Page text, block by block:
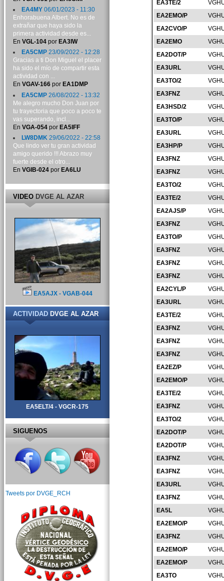
EA3TE/2
EA2EMO/P
EA2CVO/P
EA2EMO
EA2DOT/P
EA3URL
EA3TO/2
EA3FNZ
EA3HSD/2
EA3TO/P
EA3URL
EA3HP/P
EA3FNZ
EA3FNZ
EA3TO/2
EA3TE/2
EA2AJS/P
EA3FNZ
EA3TO/P
EA3FNZ
EA3FNZ
EA3FNZ
EA2CYL/P
EA3URL
EA3TE/2
EA3FNZ
EA3FNZ
EA3FNZ
EA2EZ/P
EA2EMO/P
EA3TE/2
EA3FNZ
EA3TO/2
EA2DOT/P
EA2DOT/P
EA3FNZ
EA3FNZ
EA3URL
EA3FNZ
EA5L
EA2EMO/P
EA3FNZ
EA2EMO/P
EA2EMO/P
EA3TO
EA4MY06/01/2023 - 11:30
Enhorabuena Albert. No es de
extrañar que haya sido la
primera actividad desde es...
En VGL-104por EA3IW
EA5CMP23/09/2022 - 12:28
Gracias a ti Don Miguel el placer
ha sido el mío de compartir esta
actividad con ...
En VGAV-166por EA1DMP
EA5CMP26/08/2022 - 13:32
Me alegro mucho Don Juan por
tu trayectoria que poco a poco te
vas superando, incl...
En VGA-054por EA5IFF
LW8DMK29/06/2022 - 22:58
Que lindo ver tu gran actividad
amigo querido !!! Abrazo muy
fuerte desde el otro...
En VGIB-024por EA6LU
VIDEODVGE AL AZAR
EA5AJX - VGAB-044
ACTIVIDADDVGE AL AZAR
EA5ELT/4 - VGCR-175
SIGUENOS
Tweets por DVGE_RCH